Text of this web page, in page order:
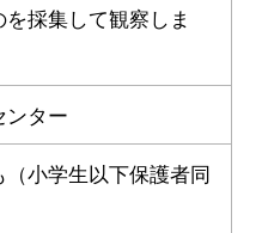
を採集して観察しま
ンター
（小学生以下保護者同